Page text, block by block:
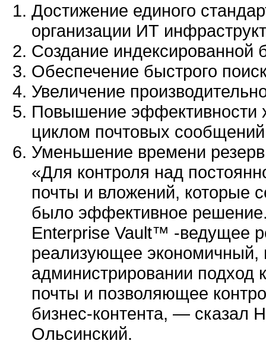
Достижение единого
организации ИТ
Создание индексированной
Обеспечение быстрого
Увеличение
Повышение эффективности
циклом почтовых
Уменьшение времени
«Для контроля над
почты и вложений, которые
было эффективное
Enterprise Vault™ -ведущее
реализующее экономичный,
администрировании подход
почты и позволяющее
бизнес-контента, — сказал
Ольсинский.